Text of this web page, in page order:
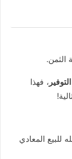
الثمن.
، فهذا
للبيع المعادي